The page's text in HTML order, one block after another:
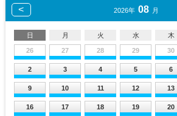
2026年 08 月
日 月 火 水 木
26 27 28 29 30
2 3 4 5 6
9 10 11 12 13
16 17 18 19 20